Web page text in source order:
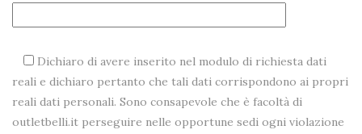
Dichiaro di avere inserito nel modulo di richiesta dati
reali e dichiaro pertanto che tali dati corrispondono ai propri
reali dati personali. Sono consapevole che è facoltà di
outletbelli.it perseguire nelle opportune sedi ogni violazione